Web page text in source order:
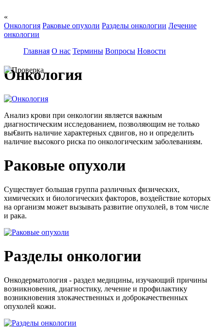
«
Онкология Раковые опухоли Разделы онкологии Лечение
онкологии
Главная О нас Термины Вопросы Новости
Онкология
Анализ крови при онкологии является важным
диагностическим исследованием, позволяющим не только
вы€вить наличие характерных сдвигов, но и определить
наличие высокого риска по онкологическим заболеваниям.
Раковые опухоли
Существует большая группа различных физических,
химических и биологических факторов, воздействие которых
на организм может вызывать развитие опухолей, в том числе
и рака.
Разделы онкологии
Онкодерматология - раздел медицины, изучающий причины
возникновения, диагностику, лечение и профилактику
возникновения злокачественных и доброкачественных
опухолей кожи.